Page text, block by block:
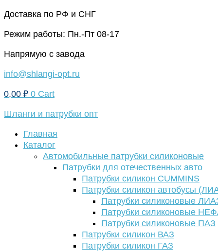
Перейти
содержимому
Доставка по РФ и СНГ
Режим работы: Пн.-Пт 08-17
Напрямую с завода
info@shlangi-opt.ru
0,00 ₽ 0 Cart
Шланги и патрубки опт
Главная
Каталог
Автомобильные патрубки силиконовые
Патрубки для отечественных авто
Патрубки силикон CUMMINS
Патрубки силикон автобусы
Патрубки силиконовые
Патрубки силиконовые
Патрубки силиконовые ПАЗ
Патрубки силикон ВАЗ
Патрубки силикон ГАЗ